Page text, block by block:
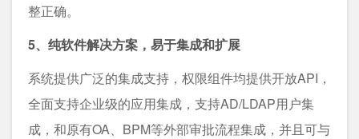
整正确。
5、纯软件解决方案，易于集成和扩展
系统提供广泛的集成支持，权限组件均提供开放API，
全面支持企业级的应用集成，支持AD/LDAP用户集
成，和原有OA、BPM等外部审批流程集成，并且可与